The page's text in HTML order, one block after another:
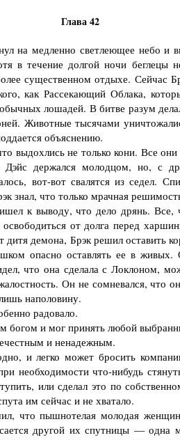
Глава 42
на медленно светлеющее небо и
в течение долгой ночи беглецы
существенном отдыхе. Сейчас
как Рассекающий Облака,
лошадей. В битве разум
Животные тысячами
объяснению.
выдохлись не только кони. Все
Дэйс держался молодцом, но, с
вот-вот свалятся из седел.
что только мрачная
к выводу, что дело дрянь. Все,
от долга перед
дитя демона, Брэк решил оставить
опасно оставлять ее в живых.
что она сделала с Локлоном,
Он не сомневался, что
наполовину.
радовало.
и мог принять любой
и ненадежным.
и легко может бросить
необходимости что-нибудь
или сделал это по
им сейчас и не хватало.
что пышнотелая молодая
другой их спутницы — одна